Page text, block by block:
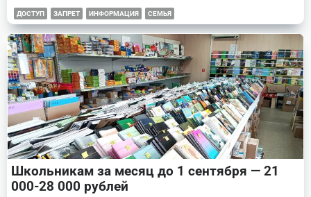
ДОСТУП ЗАПРЕТ ИНФОРМАЦИЯ СЕМЬЯ
Школьникам за месяц до 1 сентября — 21
000-28 000 рублей